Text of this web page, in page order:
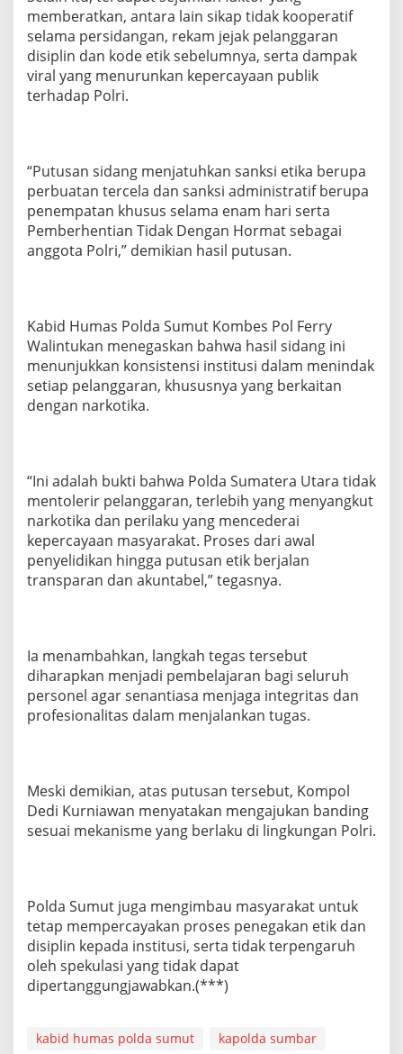
memberatkan, antara lain sikap tidak kooperatif
selama persidangan, rekam jejak pelanggaran
disiplin dan kode etik sebelumnya, serta dampak
viral yang menurunkan kepercayaan publik
terhadap Polri.
“Putusan sidang menjatuhkan sanksi etika berupa
perbuatan tercela dan sanksi administratif berupa
penempatan khusus selama enam hari serta
Pemberhentian Tidak Dengan Hormat sebagai
anggota Polri,” demikian hasil putusan.
Kabid Humas Polda Sumut Kombes Pol Ferry
Walintukan menegaskan bahwa hasil sidang ini
menunjukkan konsistensi institusi dalam menindak
setiap pelanggaran, khususnya yang berkaitan
dengan narkotika.
“Ini adalah bukti bahwa Polda Sumatera Utara tidak
mentolerir pelanggaran, terlebih yang menyangkut
narkotika dan perilaku yang mencederai
kepercayaan masyarakat. Proses dari awal
penyelidikan hingga putusan etik berjalan
transparan dan akuntabel,” tegasnya.
Ia menambahkan, langkah tegas tersebut
diharapkan menjadi pembelajaran bagi seluruh
personel agar senantiasa menjaga integritas dan
profesionalitas dalam menjalankan tugas.
Meski demikian, atas putusan tersebut, Kompol
Dedi Kurniawan menyatakan mengajukan banding
sesuai mekanisme yang berlaku di lingkungan Polri.
Polda Sumut juga mengimbau masyarakat untuk
tetap mempercayakan proses penegakan etik dan
disiplin kepada institusi, serta tidak terpengaruh
oleh spekulasi yang tidak dapat
dipertanggungjawabkan.(***)
kabid humas polda sumut
kapolda sumbar